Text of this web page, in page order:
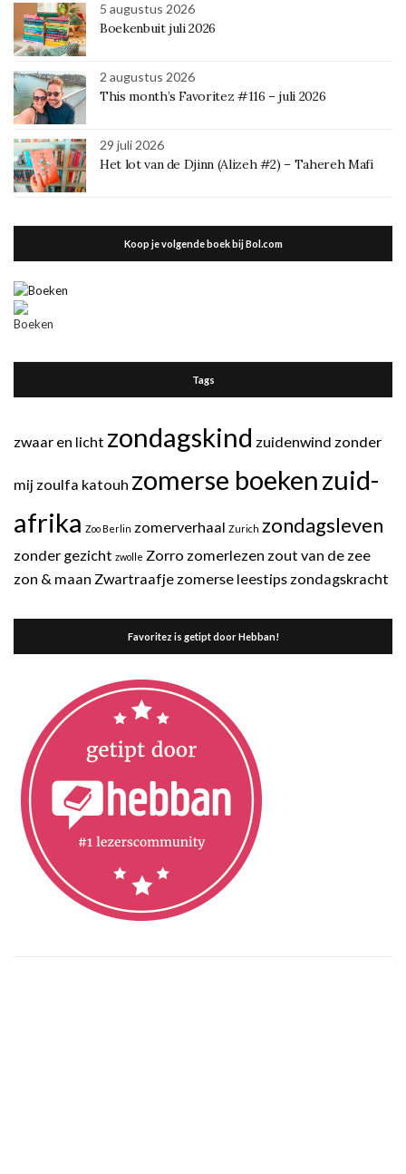
5 augustus 2026
Boekenbuit juli 2026
2 augustus 2026
This month’s Favoritez #116 – juli 2026
29 juli 2026
Het lot van de Djinn (Alizeh #2) – Tahereh Mafi
Koop je volgende boek bij Bol.com
Tags
zwaar en licht zondagskind zuidenwind zonder
mij zoulfa katouh zomerse boekenzuid-
afrika Zoo Berlin zomerverhaal Zurich zondagsleven
zonder gezicht zwolle Zorro zomerlezen zout van de zee
zon & maan Zwartraafje zomerse leestips zondagskracht
Favoritez is getipt door Hebban!